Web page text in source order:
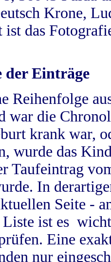
Krone,
das
der Einträge
Reihenfolge
war die
krank war,
wurde das
Taufeintrag
In
Seite -
ist es
Eine
nur